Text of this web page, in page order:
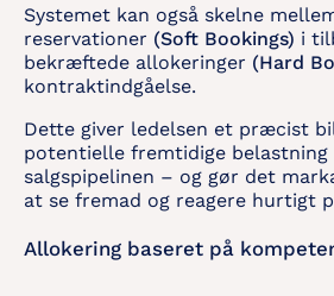
Systemet kan også skelne
reservationer (Soft Bookings) i
bekræftede allokeringer (Hard
kontraktindgåelse.
Dette giver ledelsen et præcist
potentielle fremtidige belastning
salgspipelinen – og gør det
at se fremad og reagere hurtigt
Allokering baseret på